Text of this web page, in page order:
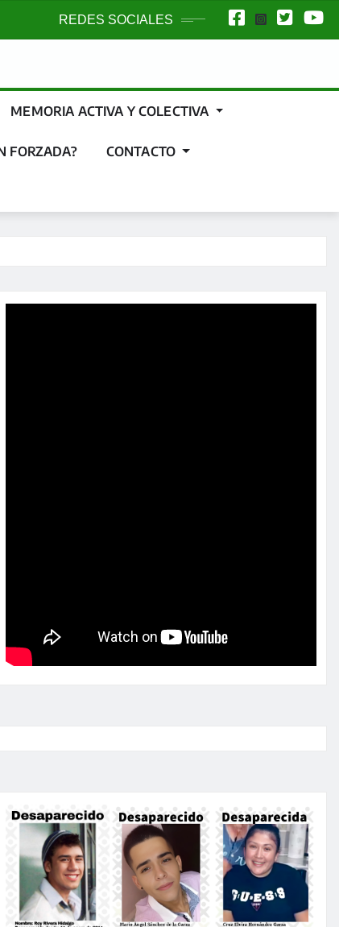
REDES SOCIALES
MEMORIA ACTIVA Y COLECTIVA
FORZADA? CONTACTO